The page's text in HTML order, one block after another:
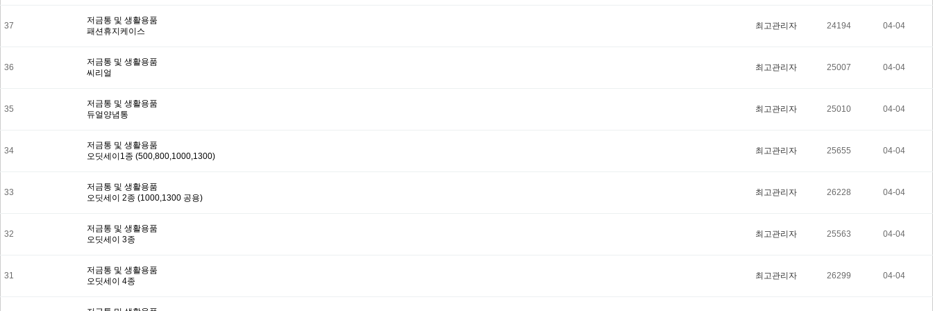
37
저금통 및 생활용품
패션휴지케이스
최고관리자 24194 04-04
36
저금통 및 생활용품
씨리얼
최고관리자 25007 04-04
35
저금통 및 생활용품
듀얼양념통
최고관리자 25010 04-04
34
저금통 및 생활용품
오딧세이1종 (500,800,1000,1300)
최고관리자 25655 04-04
33
저금통 및 생활용품
오딧세이 2종 (1000,1300 공용)
최고관리자 26228 04-04
32
저금통 및 생활용품
오딧세이 3종
최고관리자 25563 04-04
31
저금통 및 생활용품
오딧세이 4종
최고관리자 26299 04-04